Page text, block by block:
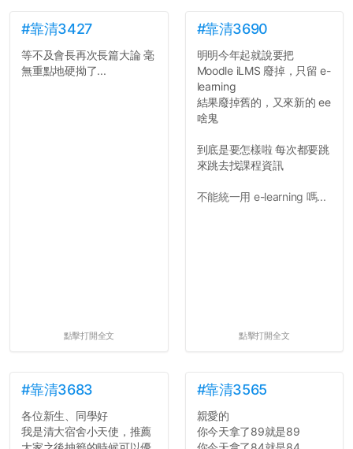
績無法體現你們的努力，但
往後你們正直的態度一定會
讓你們在社會上適應得更
好。最後，那些作弊的同
#靠清3427
等不及會長再次長篇大論 毫
無重點地硬拗了...
點擊打開全文
#靠清3690
明明今年起就說要把
Moodle iLMS 廢掉，只留 e-
learning
結果廢掉舊的，又來新的 ee
啥鬼
到底是要怎樣啦 每次都要跳
來跳去找課程資訊
不能統一用 e-learning 嗎...
點擊打開全文
#靠清3683
各位新生、同學好
我是清大宿舍小天使，推薦
#靠清3565
親愛的
你今天拿了89就是89